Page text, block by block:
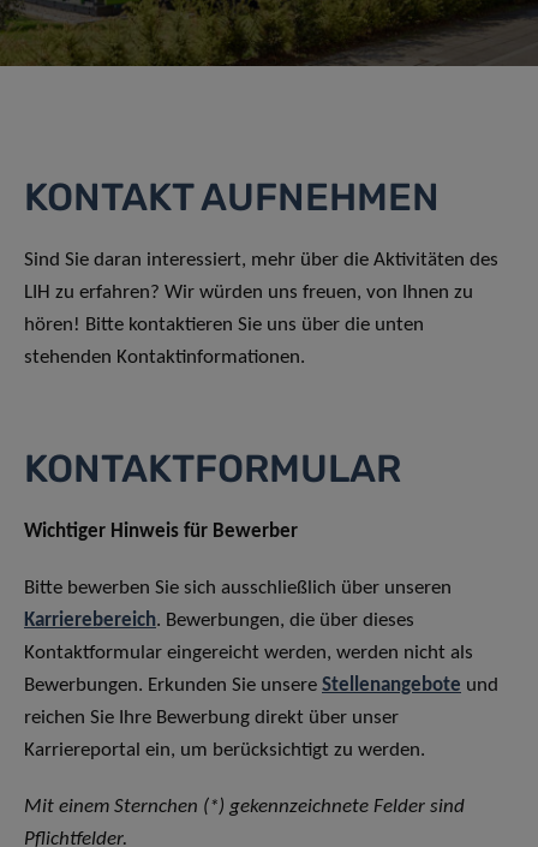
KONTAKT AUFNEHMEN
Sind Sie daran interessiert, mehr über die Aktivitäten des
LIH zu erfahren? Wir würden uns freuen, von Ihnen zu
hören! Bitte kontaktieren Sie uns über die unten
stehenden Kontaktinformationen.
KONTAKTFORMULAR
Wichtiger Hinweis für Bewerber
Bitte bewerben Sie sich ausschließlich über unseren
Karrierebereich. Bewerbungen, die über dieses
Kontaktformular eingereicht werden, werden nicht als
Bewerbungen. Erkunden Sie unsere Stellenangebote und
reichen Sie Ihre Bewerbung direkt über unser
Karriereportal ein, um berücksichtigt zu werden.
Mit einem Sternchen (*) gekennzeichnete Felder sind
Pflichtfelder.